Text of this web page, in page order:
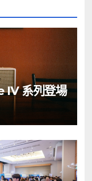
系列登場